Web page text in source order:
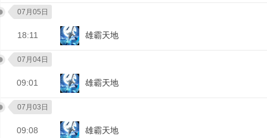
07月05日
18:11 雄霸天地
07月04日
09:01 雄霸天地
07月03日
09:08 雄霸天地